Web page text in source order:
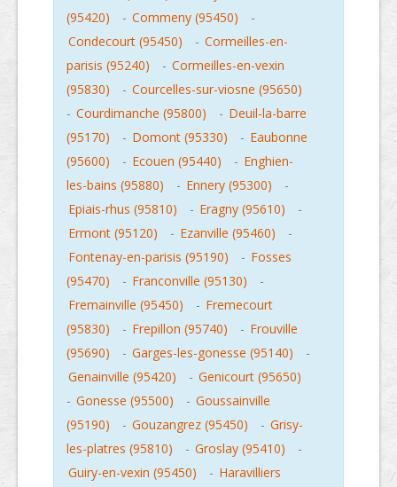
(95420)
- Commeny (95450)
-
Condecourt (95450)
- Cormeilles-en-
parisis (95240)
- Cormeilles-en-vexin
(95830)
- Courcelles-sur-viosne (95650)
- Courdimanche (95800) - Deuil-la-barre
(95170)
- Domont (95330) - Eaubonne
(95600)
- Ecouen (95440) - Enghien-
les-bains (95880)
- Ennery (95300)
-
Epiais-rhus (95810)
- Eragny (95610)
-
Ermont (95120)
- Ezanville (95460)
-
Fontenay-en-parisis (95190)
- Fosses
(95470)
- Franconville (95130)
-
Fremainville (95450)
- Fremecourt
(95830)
- Frepillon (95740) - Frouville
(95690)
- Garges-les-gonesse (95140)
-
Genainville (95420)
- Genicourt (95650)
- Gonesse (95500) - Goussainville
(95190)
- Gouzangrez (95450) - Grisy-
les-platres (95810)
- Groslay (95410)
-
Guiry-en-vexin (95450)
- Haravilliers